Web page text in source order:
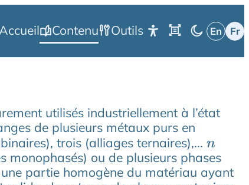
Accueil
Contenu Outils
utilisés industriellement à l’état
de plusieurs métaux purs en
trois (alliages ternaires),... n
monophasés) ou de plusieurs phases
partie homogène du matériau ayant